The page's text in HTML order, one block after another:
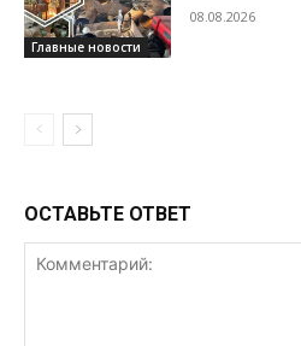
Главные новости
08.08.2026
ОСТАВЬТЕ ОТВЕТ